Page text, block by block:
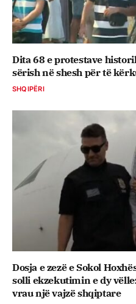
Dita 68 e protestave
sërish në shesh për të
SHQIPËRI
Dosja e zezë e Sokol
solli ekzekutimin e dy
vrau një vajzë shqiptare